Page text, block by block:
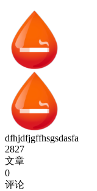
dfhjdfjgffhsgsdasfa
2827
文章
0
评论